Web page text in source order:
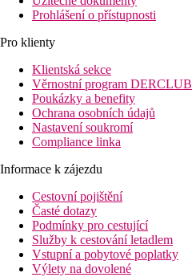
Prohlášení o přístupnosti
Pro klienty
Klientská sekce
Věrnostní program DERCLUB
Poukázky a benefity
Ochrana osobních údajů
Nastavení soukromí
Compliance linka
Informace k zájezdu
Cestovní pojištění
Časté dotazy
Podmínky pro cestující
Služby k cestování letadlem
Vstupní a pobytové poplatky
Výlety na dovolené